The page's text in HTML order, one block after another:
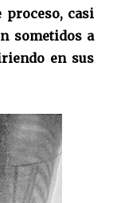
proceso, casi
sometidos a
en sus